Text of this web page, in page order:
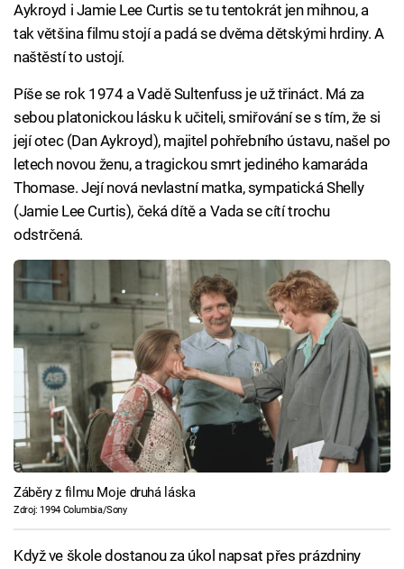
Aykroyd i Jamie Lee Curtis se tu tentokrát jen mihnou, a
tak většina filmu stojí a padá se dvěma dětskými hrdiny. A
naštěstí to ustojí.
Píše se rok 1974 a Vadě Sultenfuss je už třináct. Má za
sebou platonickou lásku k učiteli, smiřování se s tím, že si
její otec (Dan Aykroyd), majitel pohřebního ústavu, našel po
letech novou ženu, a tragickou smrt jediného kamaráda
Thomase. Její nová nevlastní matka, sympatická Shelly
(Jamie Lee Curtis), čeká dítě a Vada se cítí trochu
odstrčená.
Záběry z filmu Moje druhá láska
Zdroj: 1994 Columbia/Sony
Když ve škole dostanou za úkol napsat přes prázdniny